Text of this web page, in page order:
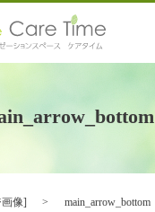
像] main_arrow_bottom